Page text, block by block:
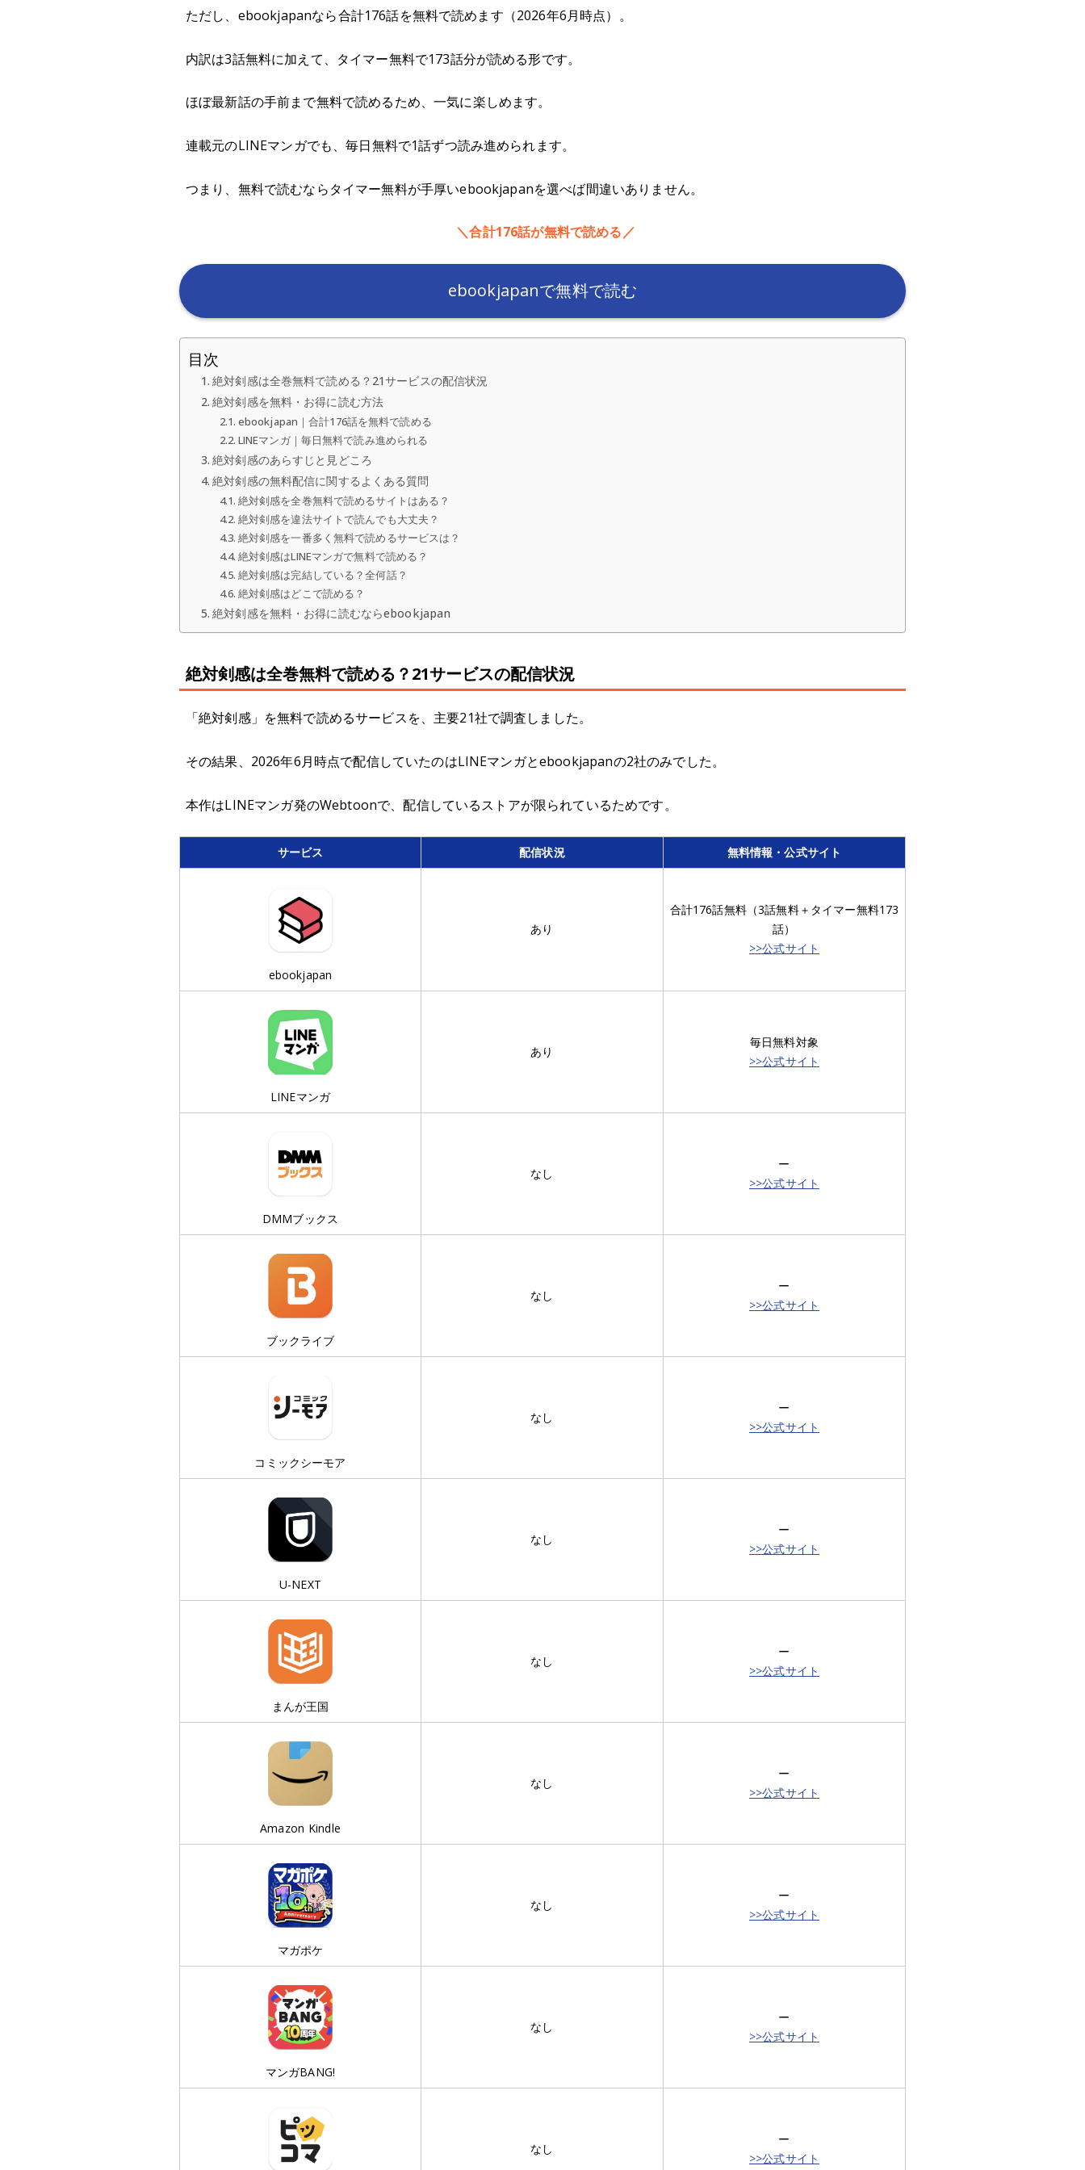
ただし、ebookjapanなら合計176話を無料で読めます（2026年6月時点）。
内訳は3話無料に加えて、タイマー無料で173話分が読める形です。
ほぼ最新話の手前まで無料で読めるため、一気に楽しめます。
連載元のLINEマンガでも、毎日無料で1話ずつ読み進められます。
つまり、無料で読むならタイマー無料が手厚いebookjapanを選べば間違いありません。
＼合計176話が無料で読める／
ebookjapanで無料で読む
目次
絶対剣感は全巻無料で読める？21サービスの配信状況
絶対剣感を無料・お得に読む方法
ebookjapan｜合計176話を無料で読める
LINEマンガ｜毎日無料で読み進められる
絶対剣感のあらすじと見どころ
絶対剣感の無料配信に関するよくある質問
絶対剣感を全巻無料で読めるサイトはある？
絶対剣感を違法サイトで読んでも大丈夫？
絶対剣感を一番多く無料で読めるサービスは？
絶対剣感はLINEマンガで無料で読める？
絶対剣感は完結している？全何話？
絶対剣感はどこで読める？
絶対剣感を無料・お得に読むならebookjapan
絶対剣感は全巻無料で読める？21サービスの配信状況
「絶対剣感」を無料で読めるサービスを、主要21社で調査しました。
その結果、2026年6月時点で配信していたのはLINEマンガとebookjapanの2社のみでした。
本作はLINEマンガ発のWebtoonで、配信しているストアが限られているためです。
サービス 配信状況 無料情報・公式サイト
ebookjapan
あり
合計176話無料（3話無料＋タイマー無料173
話）
>>公式サイト
LINEマンガ
あり
毎日無料対象
>>公式サイト
DMMブックス
なし
ー
>>公式サイト
ブックライブ
なし
ー
>>公式サイト
コミックシーモア
なし
ー
>>公式サイト
U-NEXT
なし
ー
>>公式サイト
まんが王国
なし
ー
>>公式サイト
Amazon Kindle
なし
ー
>>公式サイト
マガポケ
なし
ー
>>公式サイト
マンガBANG!
なし
ー
>>公式サイト
なし
ー
>>公式サイト